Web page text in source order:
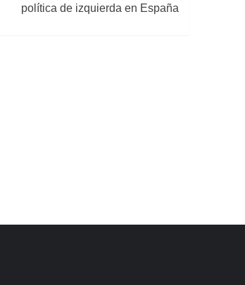
política de izquierda en España